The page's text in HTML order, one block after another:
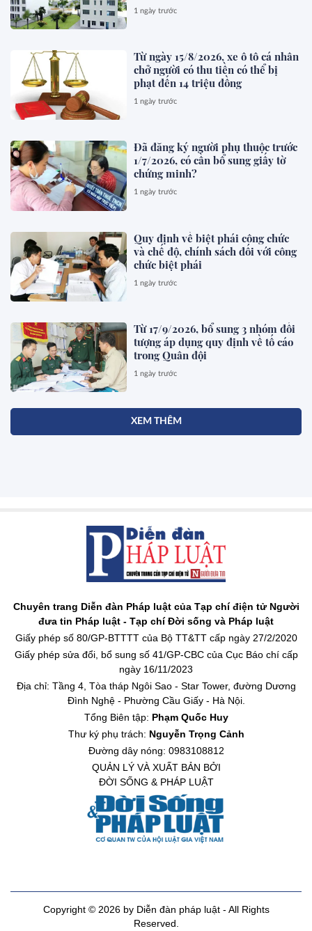
1 ngày trước
Từ ngày 15/8/2026, xe ô tô cá nhân
chở người có thu tiền có thể bị
phạt đến 14 triệu đồng
1 ngày trước
Đã đăng ký người phụ thuộc trước
1/7/2026, có cần bổ sung giấy tờ
chứng minh?
1 ngày trước
Quy định về biệt phái công chức
và chế độ, chính sách đối với công
chức biệt phái
1 ngày trước
Từ 17/9/2026, bổ sung 3 nhóm đối
tượng áp dụng quy định về tố cáo
trong Quân đội
1 ngày trước
XEM THÊM
Chuyên trang Diễn đàn Pháp luật của Tạp chí điện tử Người
đưa tin Pháp luật - Tạp chí Đời sống và Pháp luật
Giấy phép số 80/GP-BTTTT của Bộ TT&TT cấp ngày 27/2/2020
Giấy phép sửa đổi, bổ sung số 41/GP-CBC của Cục Báo chí cấp
ngày 16/11/2023
Địa chỉ: Tầng 4, Tòa tháp Ngôi Sao - Star Tower, đường Dương
Đình Nghệ - Phường Cầu Giấy - Hà Nội.
Tổng Biên tập: Phạm Quốc Huy
Thư ký phụ trách: Nguyễn Trọng Cảnh
Đường dây nóng: 0983108812
QUẢN LÝ VÀ XUẤT BẢN BỞI
ĐỜI SỐNG & PHÁP LUẬT
Copyright © 2026 by Diễn đàn pháp luật - All Rights
Reserved.